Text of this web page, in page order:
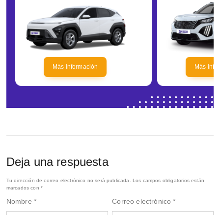
Más información Más
Deja una respuesta
Tu dirección de correo electrónico no será publicada.
Los campos obligatorios están
marcados con *
Nombre * Correo electrónico*